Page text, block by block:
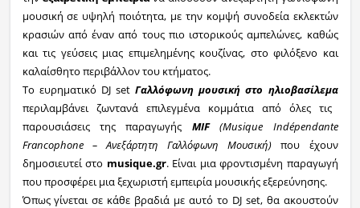
μουσική σε υψηλή ποιότητα, με την κομψή συνοδεία εκλεκτών
κρασιών από έναν από τους πιο ιστορικούς αμπελώνες, καθώς
και τις γεύσεις μιας επιμελημένης κουζίνας, στο φιλόξενο και
καλαίσθητο περιβάλλον του κτήματος.
Το ευρηματικό DJ set Γαλλόφωνη μουσική στο ηλιοβασίλεμα
περιλαμβάνει ζωντανά επιλεγμένα κομμάτια από όλες τις
παρουσιάσειςτης παραγωγής MIF(Musique
Indépendante
Francophone– Ανεξάρτητη Γαλλόφωνη Μουσική) που έχουν
δημοσιευτεί στο musique.gr.Είναι μια φροντισμένη παραγωγή
που προσφέρει μια ξεχωριστή εμπειρία μουσικής εξερεύνησης.
Όπως γίνεται σε κάθε βραδιά με αυτό το DJ set, θα ακουστούν